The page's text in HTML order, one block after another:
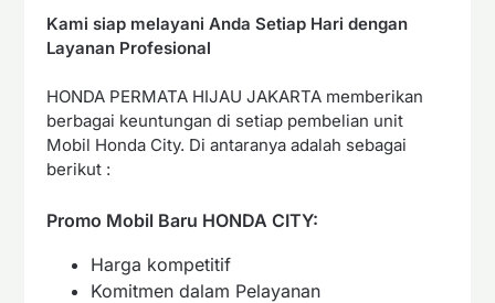
Kami siap melayani Anda Setiap Hari dengan
Layanan Profesional
HONDA PERMATA HIJAU JAKARTA memberikan
berbagai keuntungan di setiap pembelian unit
Mobil Honda City. Di antaranya adalah sebagai
berikut :
Promo Mobil Baru HONDA CITY:
Harga kompetitif
Komitmen dalam Pelayanan